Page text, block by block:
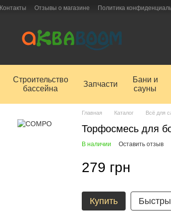
Контакты Отзывы о магазине Политика
Строительство
бассейна
Запчасти
Бани и
сауны
Главная Каталог Всё для
Торфосмесь для
В наличии Оставить отзыв
279 грн
Купить